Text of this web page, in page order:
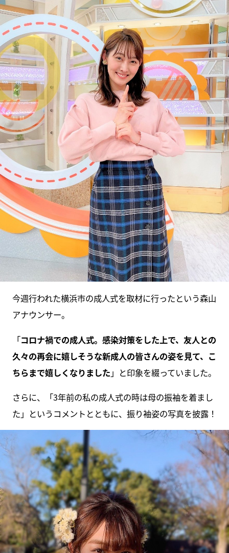
今週行われた横浜市の成人式を取材に行ったという森山
アナウンサー。
「コロナ禍での成人式。感染対策をした上で、友人との
久々の再会に嬉しそうな新成人の皆さんの姿を見て、こ
ちらまで嬉しくなりました 」と印象を綴っていました。
さらに、「3年前の私の成人式の時は母の振袖を着まし
た」というコメントとともに、振り袖姿の写真を披露！